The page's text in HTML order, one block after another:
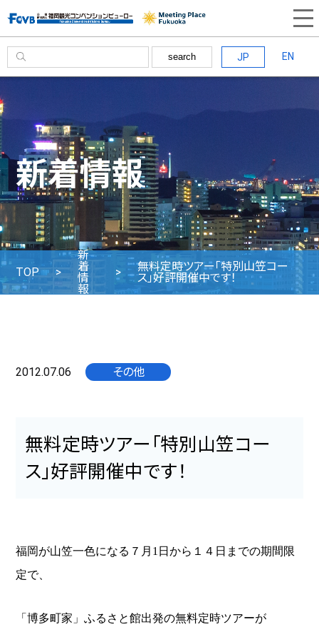
search JP EN
新着情報
TOP
新
着
情
報
無料定時ツアー「特別山笠コー
ス」好評開催中です！
2012.07.06 その他
無料定時ツアー「特別山笠コー
ス」好評開催中です！
福岡が山笠一色になる７月 1 日から１４日までの期間限
定で、
「博多町家」ふるさと館出発の無料定時ツアーが